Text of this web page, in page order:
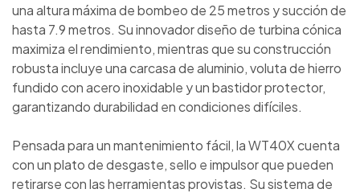
una altura máxima de bombeo de 25 metros y succión de
hasta 7.9 metros. Su innovador diseño de turbina cónica
maximiza el rendimiento, mientras que su construcción
robusta incluye una carcasa de aluminio, voluta de hierro
fundido con acero inoxidable y un bastidor protector,
garantizando durabilidad en condiciones difíciles.
Pensada para un mantenimiento fácil, la WT40X cuenta
con un plato de desgaste, sello e impulsor que pueden
retirarse con las herramientas provistas. Su sistema de